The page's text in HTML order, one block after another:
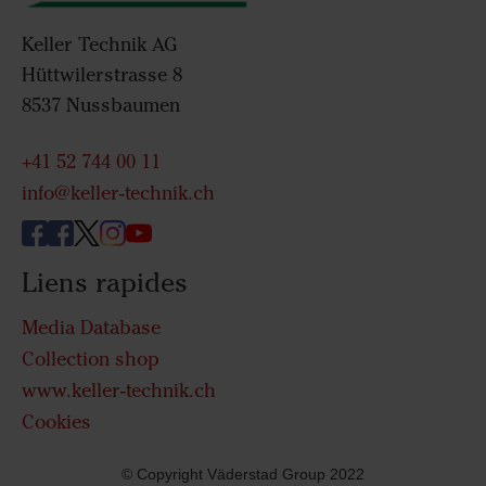
Keller Technik AG
Hüttwilerstrasse 8
8537 Nussbaumen
+41 52 744 00 11
info@keller-technik.ch
Liens rapides
Media Database
Collection shop
www.keller-technik.ch
Cookies
© Copyright Väderstad Group 2022